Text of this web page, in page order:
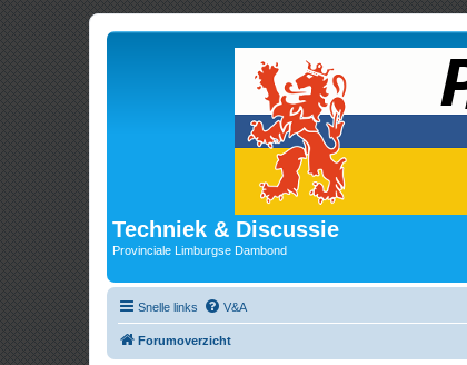
Techniek & Discussie
Provinciale Limburgse Dambond
Snelle links V&A
Forumoverzicht